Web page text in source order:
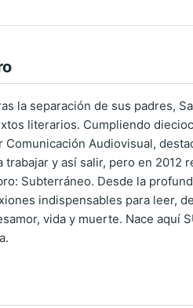
la separación de sus padres,
literarios. Cumpliendo
Comunicación Audiovisual,
trabajar y así salir, pero en 2012
Subterráneo. Desde la
indispensables para leer,
vida y muerte. Nace aquí